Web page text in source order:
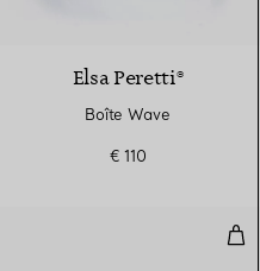
Elsa Peretti®
Boîte Wave
€ 110
Citrouille